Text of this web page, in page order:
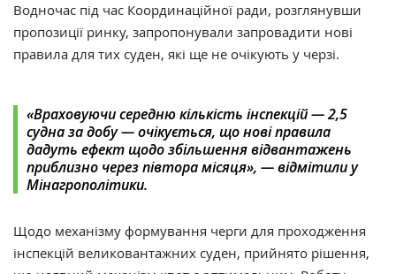
Водночас під час Координаційної ради, розглянувши
пропозиції ринку, запропонували запровадити нові
правила для тих суден, які ще не очікують у черзі.
«Враховуючи середню кількість інспекцій — 2,5
судна за добу — очікується, що нові правила
дадуть ефект щодо збільшення відвантажень
приблизно через півтора місяця‎», — відмітили у
Мінагрополітики.
Щодо механізму формування черги для проходження
інспекцій великовантажних суден, прийнято рішення,